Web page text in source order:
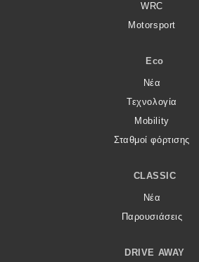
WRC
Motorsport
Eco
Νέα
Τεχνολογία
Mobility
Σταθμοί φόρτισης
CLASSIC
Νέα
Παρουσιάσεις
DRIVE AWAY